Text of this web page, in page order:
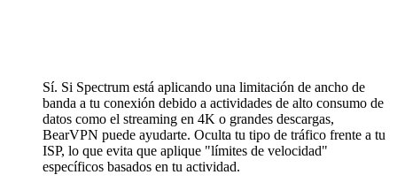
Sí. Si Spectrum está aplicando una limitación de ancho de
banda a tu conexión debido a actividades de alto consumo de
datos como el streaming en 4K o grandes descargas,
BearVPN puede ayudarte. Oculta tu tipo de tráfico frente a tu
ISP, lo que evita que aplique "límites de velocidad"
específicos basados en tu actividad.